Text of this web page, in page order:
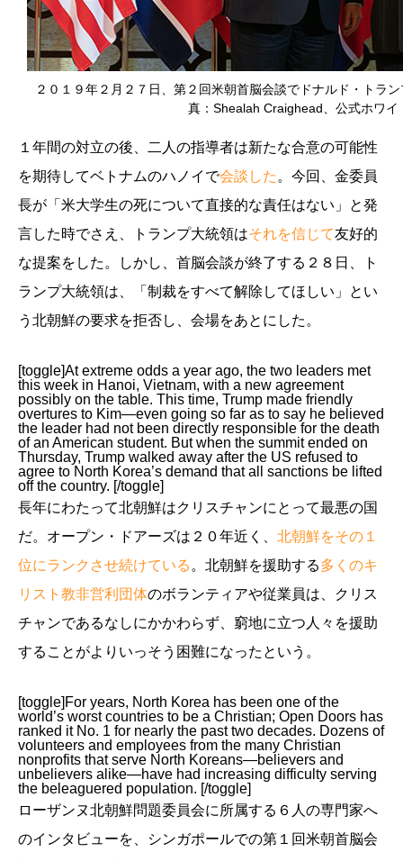
２０１９年２月２７日、第２回米朝首脳会談でドナルド・トラ
真：Shealah Craighead、公式ホワイ
１年間の対立の後、二人の指導者は新たな合意の可能性
を期待してベトナムのハノイで会談した 。今回、金委員
長が「米大学生の死について直接的な責任はない」と発
言した時でさえ、トランプ大統領はそれを信じて友好的
な提案をした。しかし、首脳会談が終了する２８日、ト
ランプ大統領は、「制裁をすべて解除してほしい」とい
う北朝鮮の要求を拒否し、会場をあとにした。
[toggle]At extreme odds a year ago, the two leaders met
this week in Hanoi, Vietnam, with a new agreement
possibly on the table. This time, Trump made friendly
overtures to Kim—even going so far as to say he believed
the leader had not been directly responsible for the death
of an American student. But when the summit ended on
Thursday, Trump walked away after the US refused to
agree to North Korea’s demand that all sanctions be lifted
off the country. [/toggle]
長年にわたって北朝鮮はクリスチャンにとって最悪の国
だ。オープン・ドアーズは２０年近く、 北朝鮮をその１
位にランクさせ続けている 。北朝鮮を援助する多くのキ
リスト教非営利団体のボランティアや従業員は、クリス
チャンであるなしにかかわらず、窮地に立つ人々を援助
することがよりいっそう困難になったという。
[toggle]For years, North Korea has been one of the
world’s worst countries to be a Christian; Open Doors has
ranked it No. 1 for nearly the past two decades. Dozens of
volunteers and employees from the many Christian
nonprofits that serve North Koreans—believers and
unbelievers alike—have had increasing difficulty serving
the beleaguered population. [/toggle]
ローザンヌ北朝鮮問題委員会に所属する６人の専門家へ
のインタビューを、シンガポールでの第１回米朝首脳会